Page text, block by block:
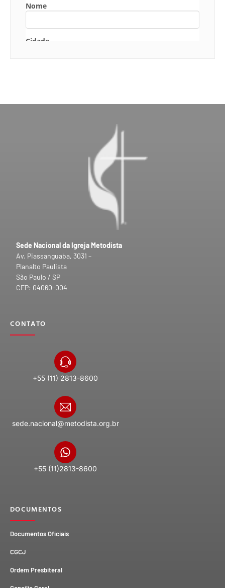
Sede Nacional da Igreja Metodista
Av. Piassanguaba, 3031 –
Planalto Paulista
São Paulo / SP
CEP: 04060-004
CONTATO
+55 (11) 2813-8600
sede.nacional@metodista.org.br
+55 (11)2813-8600
DOCUMENTOS
Documentos Oficiais
CGCJ
Ordem Presbiteral